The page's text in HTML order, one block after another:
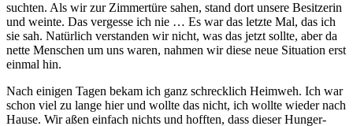
such­ten. Als wir zur Zim­mer­türe sahen, stand dort unsere Be­sitz­erin
und weinte. Das vergesse ich nie … Es war das letzte Mal, das ich
sie sah. Natür­lich ver­stan­den wir nicht, was das jetzt sollte, aber da
nette Menschen um uns waren, nahm­en wir diese neue Si­tuat­ion erst
einmal hin.
Nach einigen Tagen bekam ich ganz schreck­lich Heim­weh. Ich war
schon viel zu lange hier und wollte das nicht, ich wollte wieder nach
Hause. Wir aßen einfach nichts und hofften, dass dieser Hung­er­